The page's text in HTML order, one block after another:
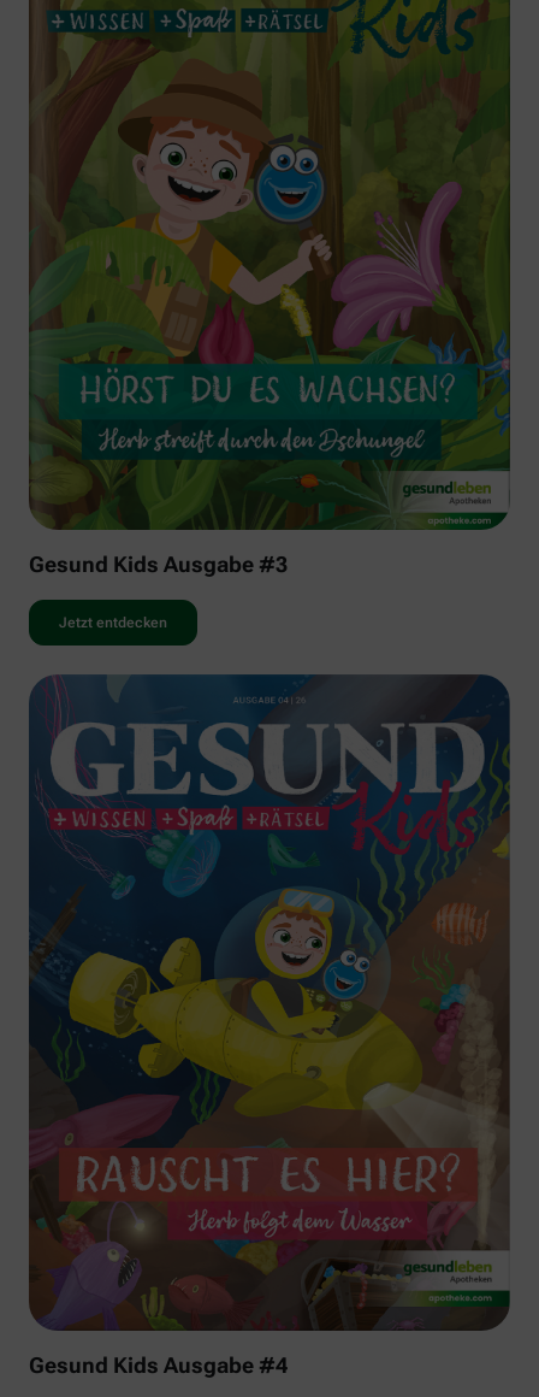
Gesund Kids Ausgabe #3
Jetzt entdecken
Gesund Kids Ausgabe #4